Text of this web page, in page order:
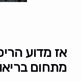
אז מדוע
מתחום